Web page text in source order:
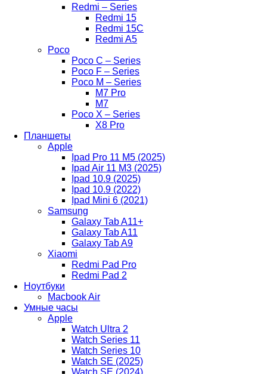
Redmi – Series
Redmi 15
Redmi 15C
Redmi A5
Poco
Poco C – Series
Poco F – Series
Poco M – Series
M7 Pro
M7
Poco X – Series
X8 Pro
Планшеты
Apple
Ipad Pro 11 M5 (2025)
Ipad Air 11 M3 (2025)
Ipad 10.9 (2025)
Ipad 10.9 (2022)
Ipad Mini 6 (2021)
Samsung
Galaxy Tab A11+
Galaxy Tab A11
Galaxy Tab A9
Xiaomi
Redmi Pad Pro
Redmi Pad 2
Ноутбуки
Macbook Air
Умные часы
Apple
Watch Ultra 2
Watch Series 11
Watch Series 10
Watch SE (2025)
Watch SE (2024)